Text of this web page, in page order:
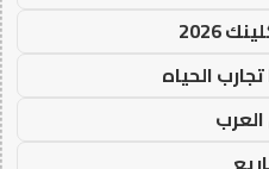
2026
الحياه